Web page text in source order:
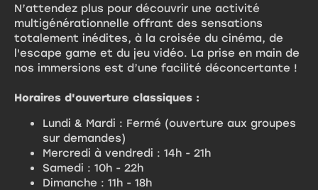
N’attendez plus pour découvrir une activité
multigénérationnelle offrant des sensations
totalement inédites, à la croisée du cinéma, de
l'escape game et du jeu vidéo. La prise en main de
nos immersions est d’une facilité déconcertante !
Horaires d'ouverture classiques :
Lundi & Mardi : Fermé (ouverture aux groupes
sur demandes)
Mercredi à vendredi : 14h - 21h
Samedi : 10h - 22h
Dimanche : 11h - 18h